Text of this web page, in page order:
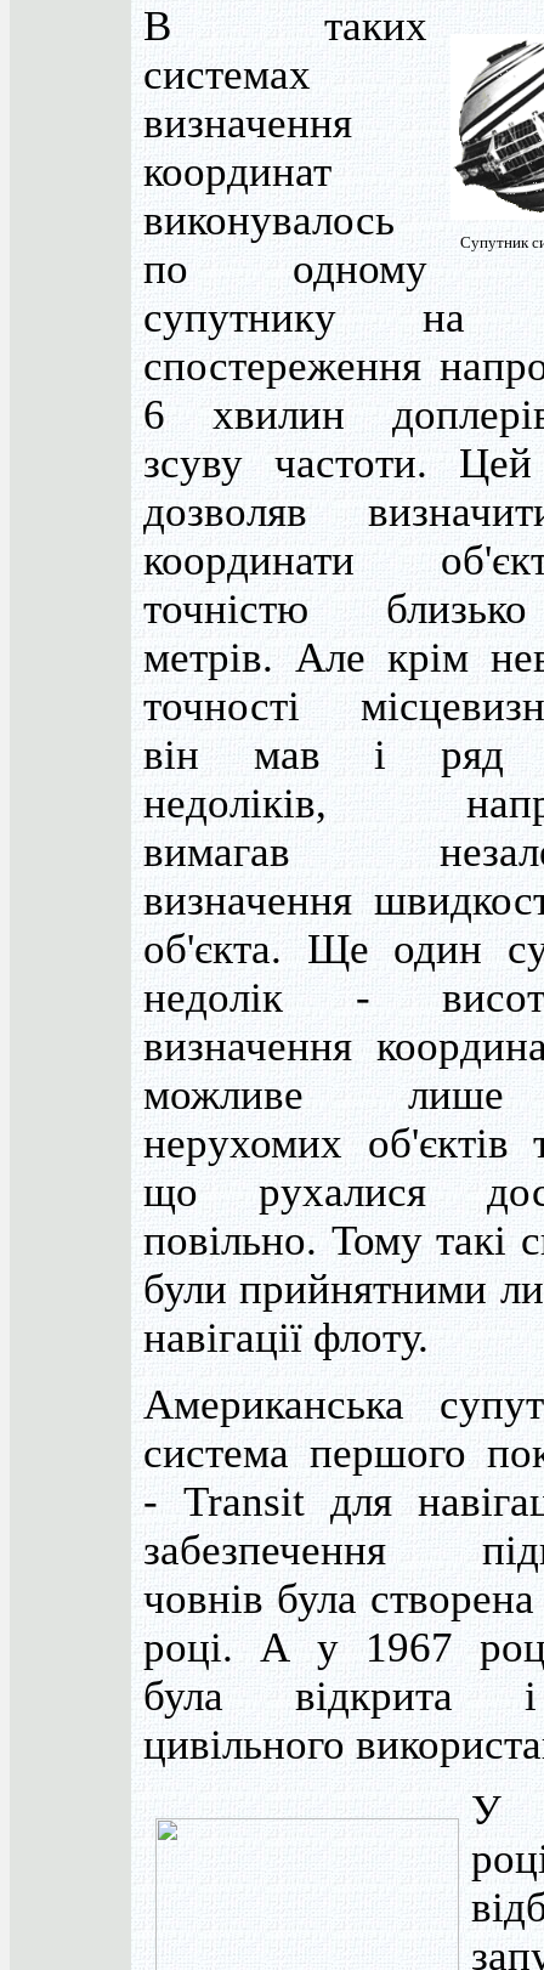
Супутник
В таких
системах
визначення
координат
виконувалось
по одному
супутнику на
спостереження
6 хвилин
зсуву частоти.
дозволяв
координати
точністю
метрів. Але крім
точності
він мав і ряд
недоліків,
вимагав
визначення
об'єкта. Ще один
недолік -
визначення
можливе
нерухомих об'єктів
що рухалися
повільно. Тому такі
були прийнятними
навігації флоту.
Американська
система першого
- Transit для
забезпечення
човнів була
році. А у 1967
була відкрита
цивільного
У